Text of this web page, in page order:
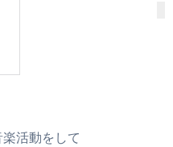
活動をして